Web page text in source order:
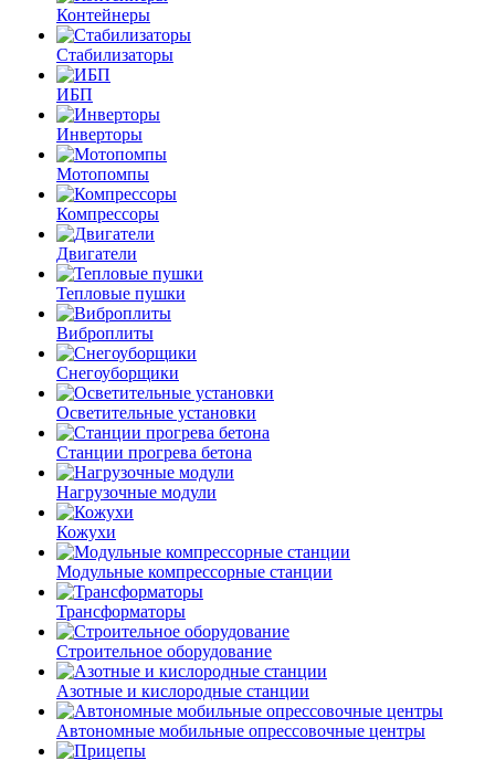
Контейнеры
Стабилизаторы
ИБП
Инверторы
Мотопомпы
Компрессоры
Двигатели
Тепловые пушки
Виброплиты
Снегоуборщики
Осветительные установки
Станции прогрева бетона
Нагрузочные модули
Кожухи
Модульные компрессорные станции
Трансформаторы
Строительное оборудование
Азотные и кислородные станции
Автономные мобильные опрессовочные центры